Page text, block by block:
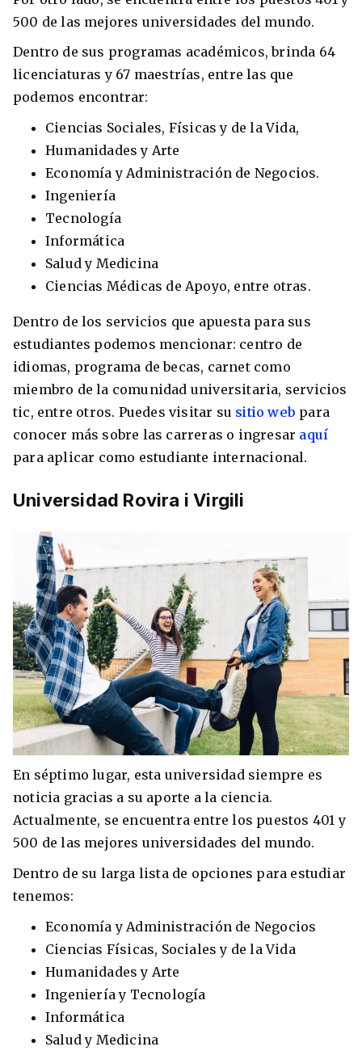
500 de las mejores universidades del mundo.
Dentro de sus programas académicos, brinda 64
licenciaturas y 67 maestrías, entre las que
podemos encontrar:
Ciencias Sociales, Físicas y de la Vida,
Humanidades y Arte
Economía y Administración de Negocios.
Ingeniería
Tecnología
Informática
Salud y Medicina
Ciencias Médicas de Apoyo, entre otras.
Dentro de los servicios que apuesta para sus
estudiantes podemos mencionar: centro de
idiomas, programa de becas, carnet como
miembro de la comunidad universitaria, servicios
tic, entre otros. Puedes visitar su sitio web para
conocer más sobre las carreras o ingresar aquí
para aplicar como estudiante internacional.
Universidad Rovira i Virgili
En séptimo lugar, esta universidad siempre es
noticia gracias a su aporte a la ciencia.
Actualmente, se encuentra entre los puestos 401 y
500 de las mejores universidades del mundo.
Dentro de su larga lista de opciones para estudiar
tenemos:
Economía y Administración de Negocios
Ciencias Físicas, Sociales y de la Vida
Humanidades y Arte
Ingeniería y Tecnología
Informática
Salud y Medicina